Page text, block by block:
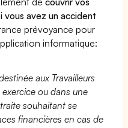
vous avez un accident
prévoyance pour
informatique:
aux Travailleurs
ou dans une
souhaitant se
financières en cas de